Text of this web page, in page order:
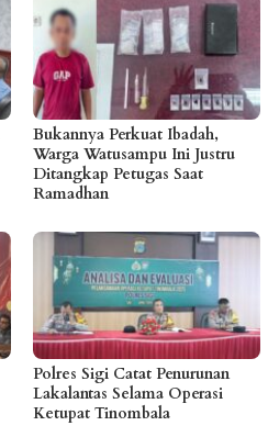
Bukannya Perkuat Ibadah,
Warga Watusampu Ini Justru
Ditangkap Petugas Saat
Ramadhan
Polres Sigi Catat Penurunan
Lakalantas Selama Operasi
Ketupat Tinombala